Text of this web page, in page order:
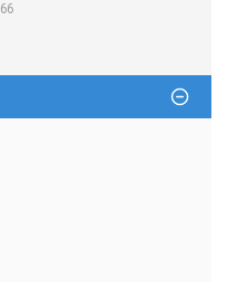
66